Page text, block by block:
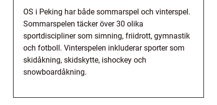
OS i Peking har både sommarspel och vinterspel.
Sommarspelen täcker över 30 olika
sportdiscipliner som simning, friidrott, gymnastik
och fotboll. Vinterspelen inkluderar sporter som
skidåkning, skidskytte, ishockey och
snowboardåkning.